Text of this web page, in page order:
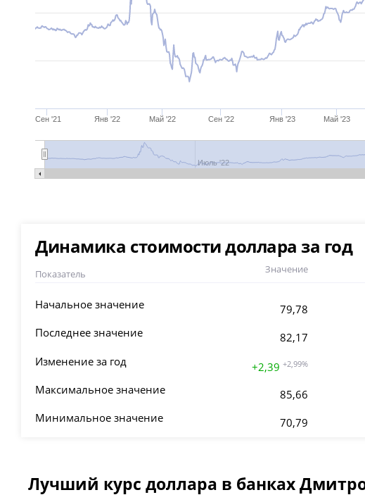
Сен '21 Янв '22 Май '22 Сен '22 Янв '23 Май '23
Июль '22
Динамика стоимости доллара за год
Показатель Значение
Начальное значение 79,78
Последнее значение
82,17
Изменение за год
+2,39+2,99%
Максимальное значение 85,66
Минимальное значение
70,79
Лучший курс доллара в банках